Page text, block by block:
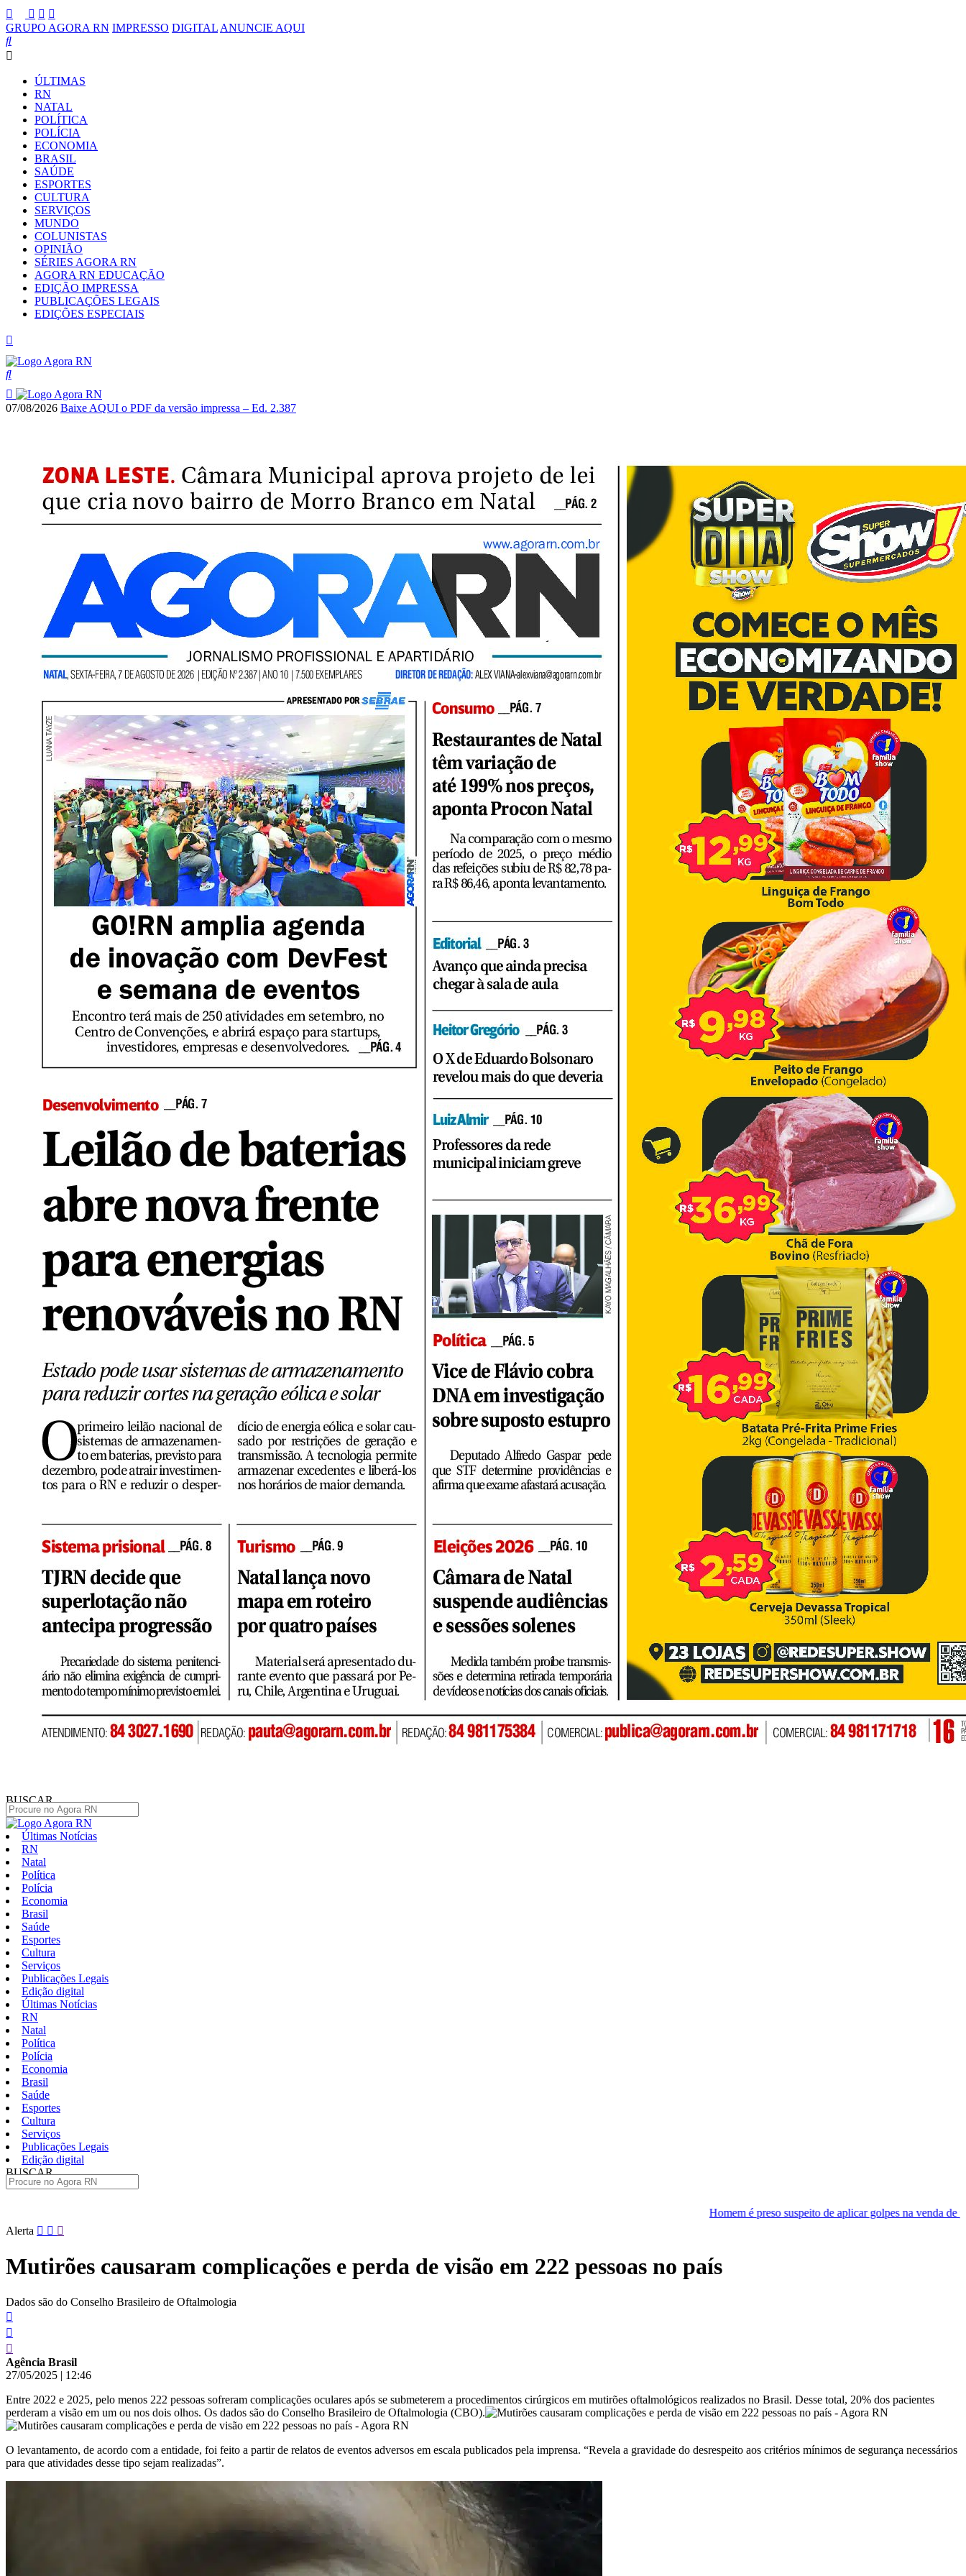
GRUPO AGORA RN IMPRESSO DIGITAL ANUNCIE AQUI
ÚLTIMAS
RN
NATAL
POLÍTICA
POLÍCIA
ECONOMIA
BRASIL
SAÚDE
ESPORTES
CULTURA
SERVIÇOS
MUNDO
COLUNISTAS
OPINIÃO
SÉRIES AGORA RN
AGORA RN EDUCAÇÃO
EDIÇÃO IMPRESSA
PUBLICAÇÕES LEGAIS
EDIÇÕES ESPECIAIS
07/08/2026 Baixe AQUI o PDF da versão impressa – Ed. 2.387
BUSCAR
Últimas Notícias
RN
Natal
Política
Polícia
Economia
Brasil
Saúde
Esportes
Cultura
Serviços
Publicações Legais
Edição digital
Últimas Notícias
RN
Natal
Política
Polícia
Economia
Brasil
Saúde
Esportes
Cultura
Serviços
Publicações Legais
Edição digital
BUSCAR
Homem é preso suspeito de aplicar golpes na venda de passeios
Pular
conteúdo
Alerta
Mutirões causaram complicações e perda de visão em 222 pessoas no país
Dados são do Conselho Brasileiro de Oftalmologia
Agência Brasil
27/05/2025 | 12:46
Entre 2022 e 2025, pelo menos 222 pessoas sofreram complicações oculares após se submeterem a procedimentos cirúrgicos em mutirões oftalmológicos realizados no Brasil. Desse total, 20% dos pacientes
perderam a visão em um ou nos dois olhos. Os dados são do Conselho Brasileiro de Oftalmologia (CBO).
O levantamento, de acordo com a entidade, foi feito a partir de relatos de eventos adversos em escala publicados pela imprensa. “Revela a gravidade do desrespeito aos critérios mínimos de segurança necessários
para que atividades desse tipo sejam realizadas”.